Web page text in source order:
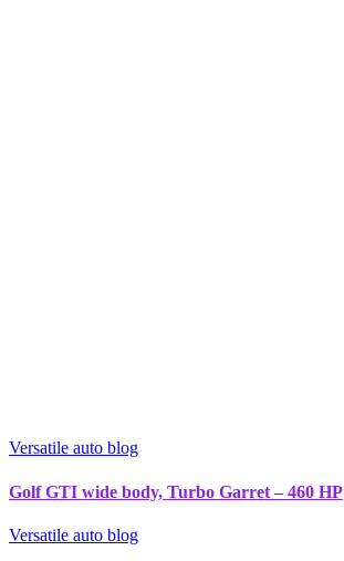
Versatile auto blog
Golf GTI wide body, Turbo Garret – 460 HP
Versatile auto blog